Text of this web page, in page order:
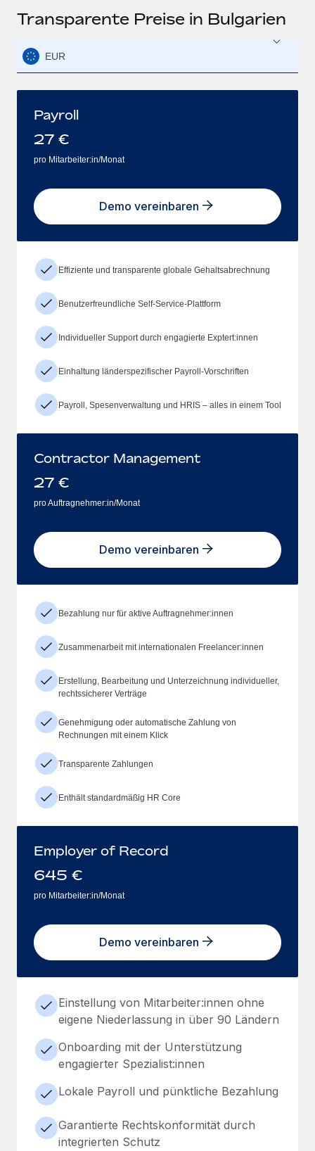
Transparente Preise in Bulgarien
EUR
Payroll
27 €
pro Mitarbeiter:in/Monat
Demo vereinbaren
Effiziente und transparente globale Gehaltsabrechnung
Benutzerfreundliche Self-Service-Plattform
Individueller Support durch engagierte Exptert:innen
Einhaltung länderspezifischer Payroll-Vorschriften
Payroll, Spesenverwaltung und HRIS – alles in einem Tool
Contractor Management
27 €
pro Auftragnehmer:in/Monat
Demo vereinbaren
Bezahlung nur für aktive Auftragnehmer:innen
Zusammenarbeit mit internationalen Freelancer:innen
Erstellung, Bearbeitung und Unterzeichnung individueller,
rechtssicherer Verträge
Genehmigung oder automatische Zahlung von
Rechnungen mit einem Klick
Transparente Zahlungen
Enthält standardmäßig HR Core
Employer of Record
645 €
pro Mitarbeiter:in/Monat
Demo vereinbaren
Einstellung von Mitarbeiter:innen ohne
eigene Niederlassung in über 90 Ländern
Onboarding mit der Unterstützung
engagierter Spezialist:innen
Lokale Payroll und pünktliche Bezahlung
Garantierte Rechtskonformität durch
integrierten Schutz